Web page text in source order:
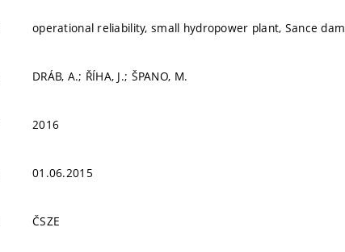
operational reliability, small hydropower plant, Sance dam
DRÁB, A.; ŘÍHA, J.; ŠPANO, M.
2016
01.06.2015
ČSZE